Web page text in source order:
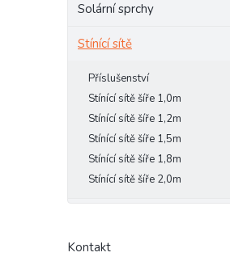
Solární sprchy
Stínící sítě
Příslušenství
Stínící sítě šíře 1,0m
Stínící sítě šíře 1,2m
Stínící sítě šíře 1,5m
Stínící sítě šíře 1,8m
Stínící sítě šíře 2,0m
Kontakt